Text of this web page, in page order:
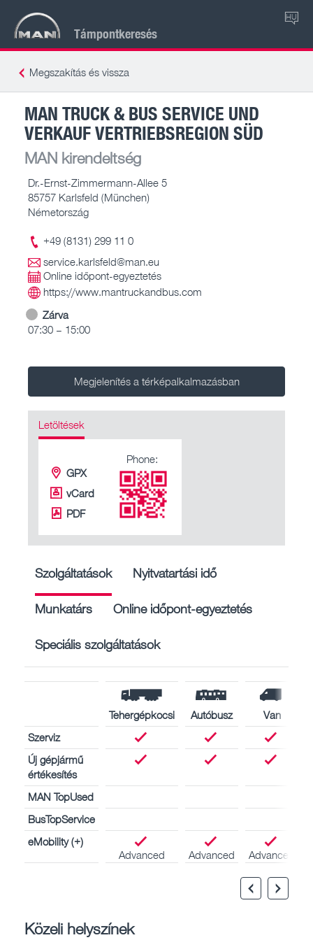
Támpontkeresés
HU
Megszakítás és vissza
MAN TRUCK & BUS SERVICE UND
VERKAUF VERTRIEBSREGION SÜD
MAN kirendeltség
Dr.-Ernst-Zimmermann-Allee 5
85757 Karlsfeld (München)
Németország
+49 (8131) 299 11 0
service.karlsfeld@man.eu
Online időpont-egyeztetés
https://www.mantruckandbus.com
Zárva
07:30 – 15:00
Megjelenítés a térképalkalmazásban
Letöltések
GPX
vCard
PDF
Phone:
Szolgáltatások Nyitvatartási idő
Munkatárs Online időpont-egyeztetés
Speciális szolgáltatások
Tehergépkocsi Autóbusz
Van
Szerviz
Új gépjármű
értékesítés
MAN TopUsed
BusTopService
eMobility (+)
Advanced
Advanced Advanced
Közeli helyszínek